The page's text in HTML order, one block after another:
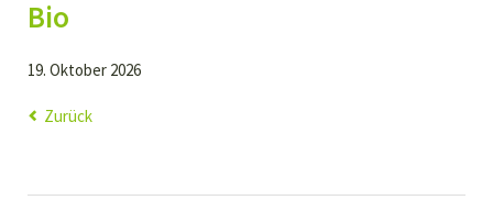
Bio
19. Oktober 2026
Zurück